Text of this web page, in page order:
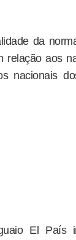
da
relação aos
nacionais
El País